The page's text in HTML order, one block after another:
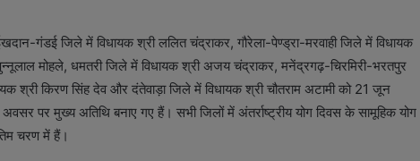
गंडई जिले में विधायक श्री ललित चंद्राकर, गौरेला-पेण्ड्रा-मरवाही जिले में विधायक
मोहले, धमतरी जिले में विधायक श्री अजय चंद्राकर, मनेंद्रगढ़-चिरमिरी-भरतपुर
श्री किरण सिंह देव और दंतेवाड़ा जिले में विधायक श्री चौतराम अटामी को 21 जून
पर मुख्य अतिथि बनाए गए हैं। सभी जिलों में अंतर्राष्ट्रीय योग दिवस के सामूहिक योग
चरण में हैं।